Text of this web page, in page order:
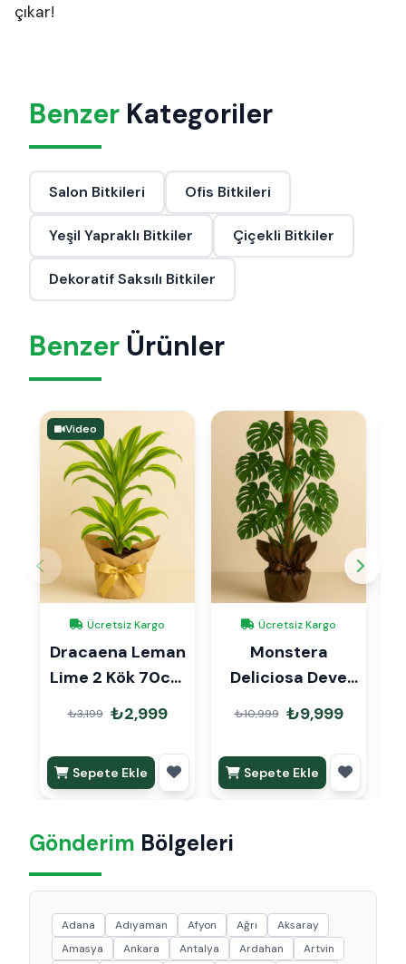
çıkar!
Benzer Kategoriler
Salon Bitkileri Ofis Bitkileri
Yeşil Yapraklı Bitkiler Çiçekli Bitkiler
Dekoratif Saksılı Bitkiler
Benzer Ürünler
Video
Ücretsiz Kargo
Dracaena Leman
Lime 2 Kök 70cm
Hediye Paketli
₺3,199 ₺2,999
Sepete Ekle
Ücretsiz Kargo
Monstera
Deliciosa Deve
Tabanı 130 cm
Mons Çubuklu
₺10,999 ₺9,999
Sepete Ekle
Gönderim Bölgeleri
Adana Adıyaman Afyon Ağrı
Aksaray
Amasya
Ankara Antalya Ardahan
Artvin